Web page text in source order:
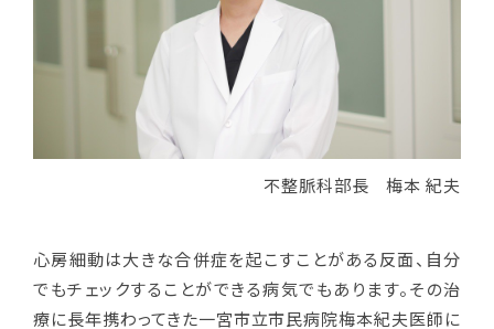
不整脈科部長 梅本 紀夫
心房細動は大きな合併症を起こすことがある反面、自分
でもチェックすることができる病気でもあります。その治
療に長年携わってきた一宮市立市民病院梅本紀夫医師に